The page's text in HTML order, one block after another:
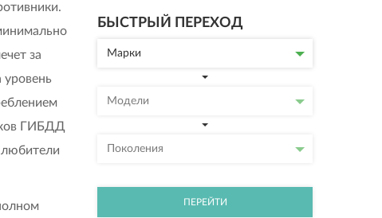
за
уровень
ГИБДД
БЫСТРЫЙ ПЕРЕХОД
Марки
Модели
Поколения
ПЕРЕЙТИ